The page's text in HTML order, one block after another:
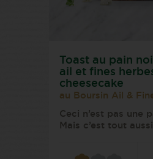
Toast au pain
ail et fines
cheesecake
au Boursin Ail &
Ceci n’est pas une
Mais c’est tout